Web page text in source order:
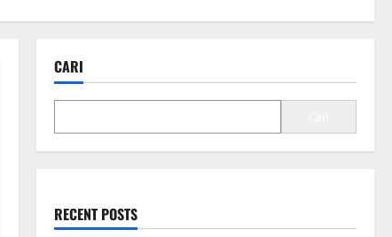
CARI
RECENT POSTS